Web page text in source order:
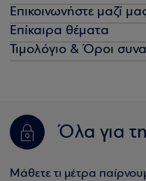
Επικοινωνήστε μαζί
Επίκαιρα θέματα
Τιμολόγιο & Όροι
Όλα για
Μάθετε τι μέτρα